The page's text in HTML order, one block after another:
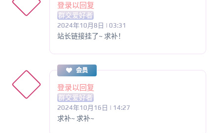
登录以回复
群交爱好者
2024年10月8日 | 03:31
站长链接挂了~ 求补！
会员
登录以回复
群交爱好者
2024年10月16日 | 14:27
求补~ 求补~